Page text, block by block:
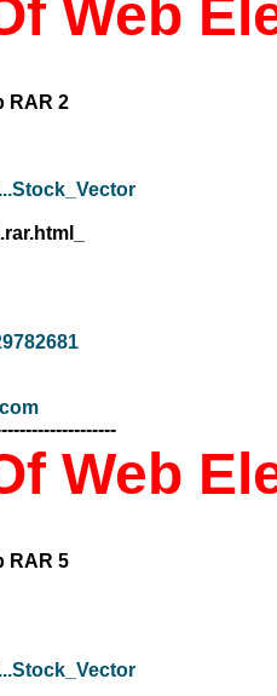
Web
2 EPS | + JPEG Preview | 12.8 Mb RAR
Web
5 EPS | + JPEG Preview | 52.6 Mb RAR